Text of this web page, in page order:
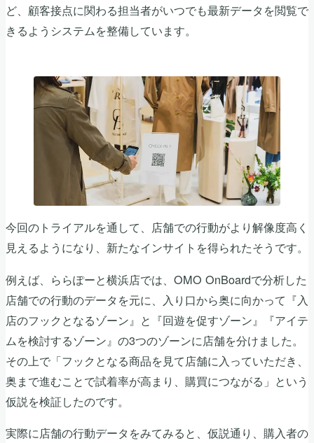
ど、顧客接点に関わる担当者がいつでも最新データを閲覧で
きるようシステムを整備しています。
今回のトライアルを通して、店舗での行動がより解像度高く
見えるようになり、新たなインサイトを得られたそうです。
例えば、ららぽーと横浜店では、OMO OnBoardで分析した
店舗での行動のデータを元に、入り口から奥に向かって『入
店のフックとなるゾーン』と『回遊を促すゾーン』『アイテ
ムを検討するゾーン』の3つのゾーンに店舗を分けました。
その上で「フックとなる商品を見て店舗に入っていただき、
奥まで進むことで試着率が高まり、購買につながる」という
仮説を検証したのです。
実際に店舗の行動データをみてみると、仮説通り、購入者の